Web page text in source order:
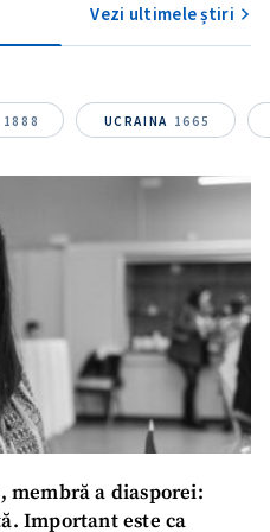
Vezi ultimele știri
1888 UCRAINA 1665
membră a diasporei:
Important este ca